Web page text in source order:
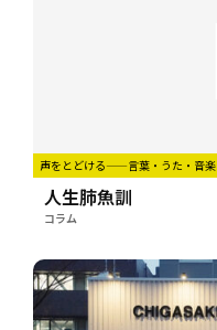
声をとどける——言葉・うた・音楽
人生肺魚訓
コラム